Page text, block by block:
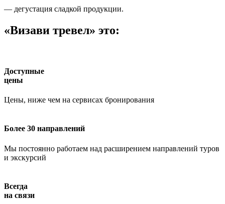
— дегустация сладкой продукции.
«Визави тревел» это:
Доступные
цены
Цены, ниже чем на сервисах бронирования
Более 30 направлений
Мы постоянно работаем над расширением направлений туров
и экскурсий
Всегда
на связи